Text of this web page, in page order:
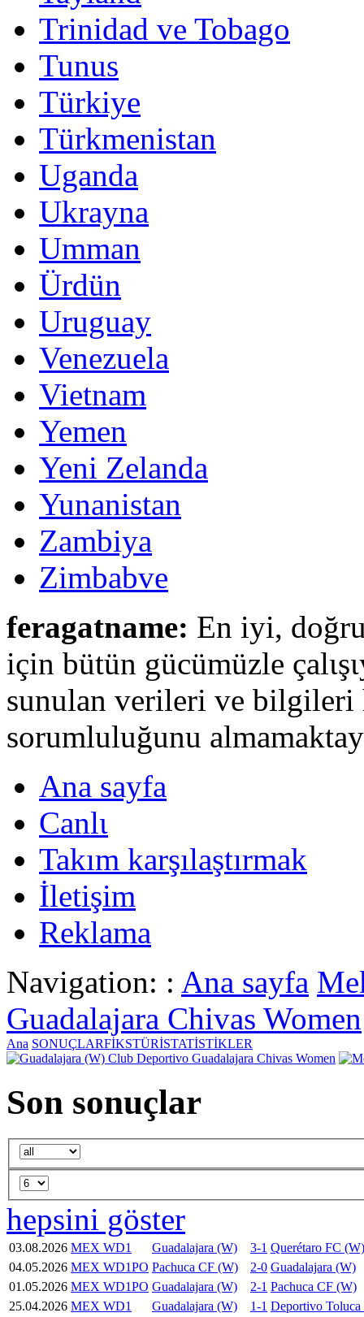
Trinidad ve Tobago
Tunus
Türkiye
Türkmenistan
Uganda
Ukrayna
Umman
Ürdün
Uruguay
Venezuela
Vietnam
Yemen
Yeni Zelanda
Yunanistan
Zambiya
Zimbabve
feragatname: En iyi,
için bütün gücümüzle
sunulan verileri ve bilgileri
sorumluluğunu
Ana sayfa
Canlι
Takım karşılaştırmak
İletişim
Reklama
Navigation: : Ana sayfa
Guadalajara Chivas Women
Ana SONUÇLARFİKSTÜRİSTATİSTİKLER
Club Deportivo Guadalajara Chivas Women
Son sonuçlar
hepsini göster
03.08.2026 MEX WD1 Guadalajara (W) 3-1 Querétaro FC (W)
04.05.2026 MEX WD1PO Pachuca CF (W) 2-0 Guadalajara (W)
01.05.2026 MEX WD1PO Guadalajara (W) 2-1 Pachuca CF (W)
25.04.2026 MEX WD1 Guadalajara (W) 1-1 Deportivo